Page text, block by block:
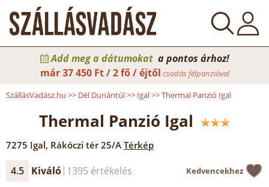
Add meg a dátumokat a pontos árhoz!
már37 450 Ft / 2 fő / éjtől csodás félpanzióval
SzállásVadász.hu >> Dél Dunántúl>> Igal>>Thermal Panzió Igal
Thermal Panzió Igal
7275 Igal, Rákóczi tér 25/A Térkép
4.5 Kiváló 1395 értékelés Kedvencekhez